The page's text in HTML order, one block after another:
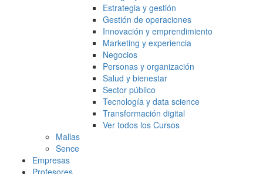
Estrategia y gestión
Gestión de operaciones
Innovación y emprendimiento
Marketing y experiencia
Negocios
Personas y organización
Salud y bienestar
Sector público
Tecnología y data science
Transformación digital
Ver todos los Cursos
Mallas
Sence
Empresas